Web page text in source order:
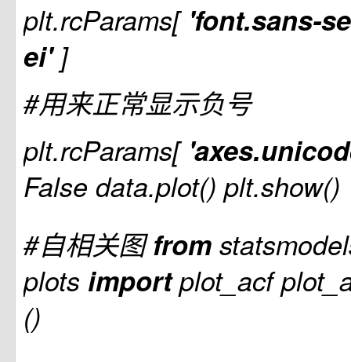
plt.rcParams[ 'font.sans-
ei']
#用来正常显示负号
plt.rcParams[
False data.plot() plt.show()
#自相关图from
plots importplot_acf
()